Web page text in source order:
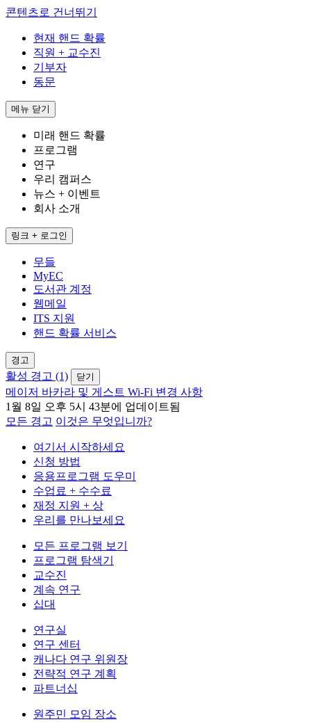
콘텐츠로 건너뛰기
현재 핸드 확률
직원 + 교수진
기부자
동문
메뉴 닫기
미래 핸드 확률
프로그램
연구
우리 캠퍼스
뉴스 + 이벤트
회사 소개
링크 + 로그인
무들
MyEC
도서관 계정
웹메일
ITS 지원
핸드 확률 서비스
경고
활성 경고 (1) 닫기
메이저 바카라 및 게스트 Wi-Fi 변경 사항
1월 8일 오후 5시 43분에 업데이트됨
모든 경고 이것은 무엇입니까?
여기서 시작하세요
신청 방법
응용프로그램 도우미
수업료 + 수수료
재정 지원 + 상
우리를 만나보세요
모든 프로그램 보기
프로그램 탐색기
교수진
계속 연구
십대
연구실
연구 센터
캐나다 연구 위원장
전략적 연구 계획
파트너십
원주민 모임 장소